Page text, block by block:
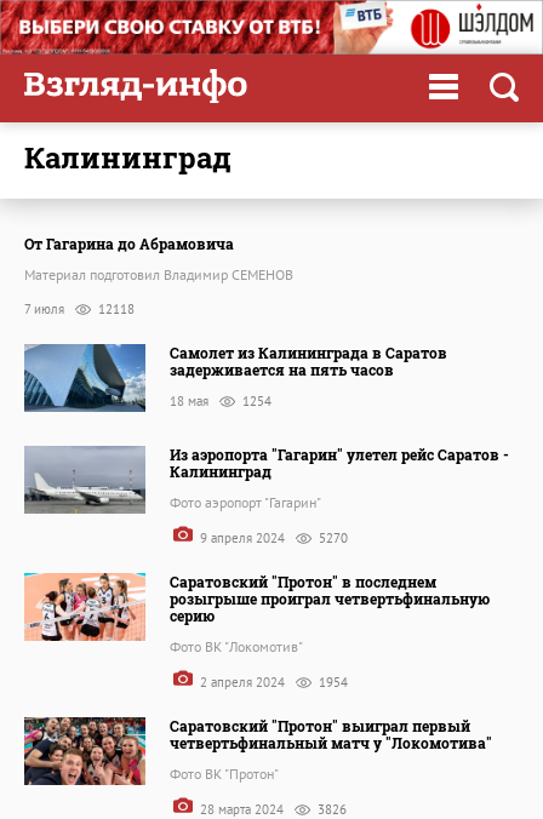
Калининград
От Гагарина до Абрамовича
Материал подготовил Владимир СЕМЕНОВ
7 июля 12118
Самолет из Калининграда в Саратов
задерживается на пять часов
18 мая 1254
Из аэропорта "Гагарин" улетел рейс Саратов -
Калининград
Фото аэропорт "Гагарин"
9 апреля 2024 5270
Саратовский "Протон" в последнем
розыгрыше проиграл четвертьфинальную
серию
Фото ВК "Локомотив"
2 апреля 2024 1954
Саратовский "Протон" выиграл первый
четвертьфинальный матч у "Локомотива"
Фото ВК "Протон"
28 марта 2024 3826